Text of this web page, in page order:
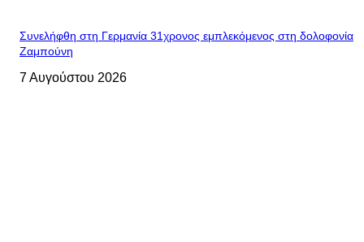
Συνελήφθη στη Γερμανία 31χρονος εμπλεκόμενος στη δολοφονία
Ζαμπούνη
7 Αυγούστου 2026